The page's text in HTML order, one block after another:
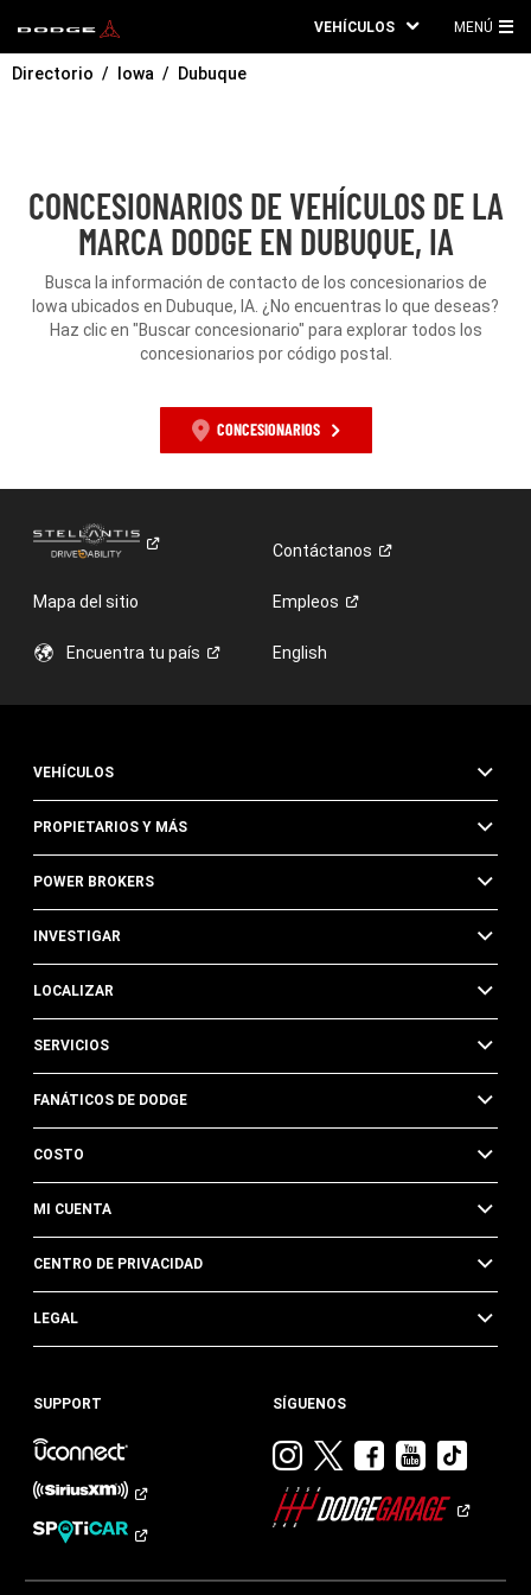
VEHÍCULOS MENÚ
Directorio Iowa Dubuque
CONCESIONARIOS DE VEHÍCULOS DE LA
MARCA DODGE EN DUBUQUE, IA
Busca la información de contacto de los concesionarios de
Iowa ubicados en Dubuque, IA. ¿No encuentras lo que deseas?
Haz clic en "Buscar concesionario" para explorar todos los
concesionarios por código postal.
CONCESIONARIOS
Contáctanos
Mapa del sitio Empleos
Encuentra tu país English
VEHÍCULOS
PROPIETARIOS Y MÁS
POWER BROKERS
INVESTIGAR
LOCALIZAR
SERVICIOS
FANÁTICOS DE DODGE
COSTO
MI CUENTA
CENTRO DE PRIVACIDAD
LEGAL
SUPPORT SÍGUENOS
Visitar
Dodge
en
Visitar
en
Visitar
en
Visitar
en en